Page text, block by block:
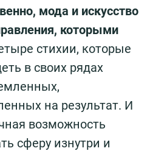
мода и искусство
которыми
стихии, которые
в своих рядах
на результат. И
возможность
сферу изнутри и